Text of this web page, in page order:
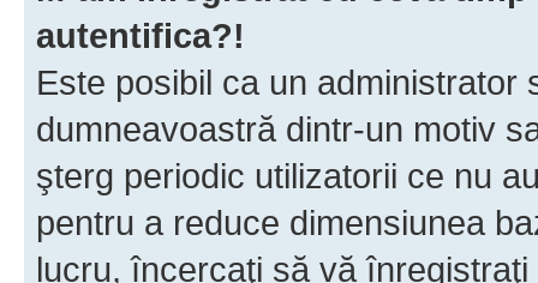
autentifica?!
Este posibil ca un
dumneavoastră dintr-un motiv
şterg periodic utilizatorii ce nu
pentru a reduce dimensiunea
lucru, încercaţi să vă